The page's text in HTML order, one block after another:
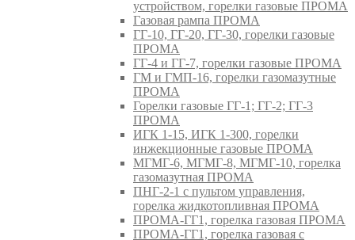
устройством, горелки газовые ПРОМА
Газовая рампа ПРОМА
ГГ-10, ГГ-20, ГГ-30, горелки газовые
ПРОМА
ГГ-4 и ГГ-7, горелки газовые ПРОМА
ГМ и ГМП-16, горелки газомазутные
ПРОМА
Горелки газовые ГГ-1; ГГ-2; ГГ-3
ПРОМА
ИГК 1-15, ИГК 1-300, горелки
инжекционные газовые ПРОМА
МГМГ-6, МГМГ-8, МГМГ-10, горелка
газомазутная ПРОМА
ПНГ-2-1 с пультом управления,
горелка жидкотопливная ПРОМА
ПРОМА-ГГ1, горелка газовая ПРОМА
ПРОМА-ГГ1, горелка газовая с